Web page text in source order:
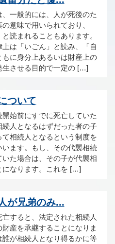
、一般的には、人が死後のた
意味で用いられており、
と読まれることもあります。
上は「いごん」と読み、「自
もに身分上あるいは財産上の
生させる目的で一定の […]
ついて
始前にすでに死亡していた
続人となるはずだった者の子
て相続人となるという制度を
います。もし、その代襲相続
いた場合は、その子が代襲相
になります。これを […]
が兄弟のみ...
すると、法定された相続人
財産を承継することになりま
誰が相続人となり得るかに等